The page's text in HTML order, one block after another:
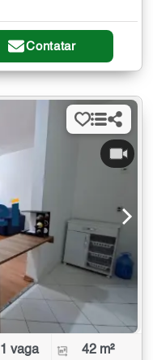
Contatar
1 vaga 42 m²